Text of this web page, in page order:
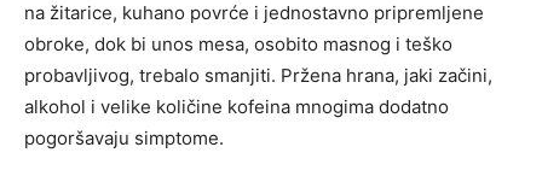
na žitarice, kuhano povrće i jednostavno pripremljene
obroke, dok bi unos mesa, osobito masnog i teško
probavljivog, trebalo smanjiti. Pržena hrana, jaki začini,
alkohol i velike količine kofeina mnogima dodatno
pogoršavaju simptome.